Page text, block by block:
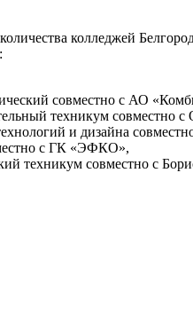
колледжей
совместно с АО
техникум совместно
и дизайна
с ГК «ЭФКО»,
техникум совместно с